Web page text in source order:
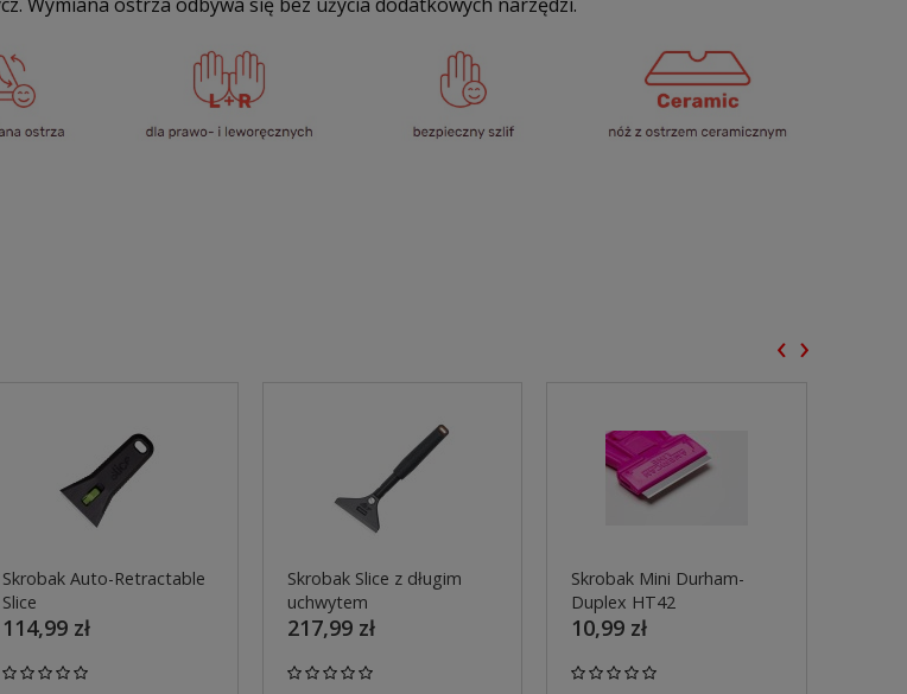
Skrobak Auto-Retractable
Slice
114,99 zł
Skrobak Slice z długim
uchwytem
217,99 zł
Skrobak Mini Durham-
Duplex HT42
10,99 zł
‹ ›